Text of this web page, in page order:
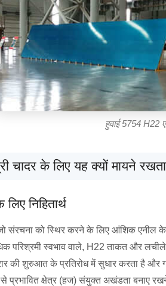
हुवाई 5754 H22
चादर के लिए यह क्यों मायने
निहितार्थ
संरचना को स्थिर करने के लिए आंशिक एनील के
परिश्रमी स्वभाव वाले, H22 ताकत और
की शुरुआत के प्रतिरोध में सुधार करता है
से प्रभावित क्षेत्र (हज) संयुक्त अखंडता बनाए